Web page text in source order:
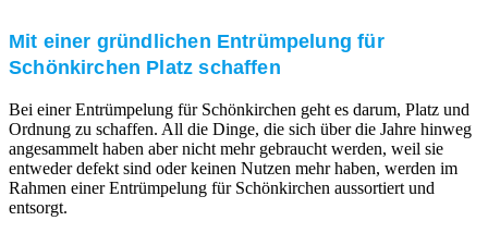
Mit einer gründlichen Entrümpelung für
Schönkirchen Platz schaffen
Bei einer Entrümpelung für Schönkirchen geht es darum, Platz und
Ordnung zu schaffen. All die Dinge, die sich über die Jahre hinweg
angesammelt haben aber nicht mehr gebraucht werden, weil sie
entweder defekt sind oder keinen Nutzen mehr haben, werden im
Rahmen einer Entrümpelung für Schönkirchen aussortiert und
entsorgt.